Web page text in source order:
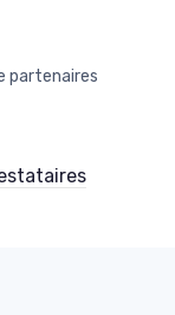
partenaires